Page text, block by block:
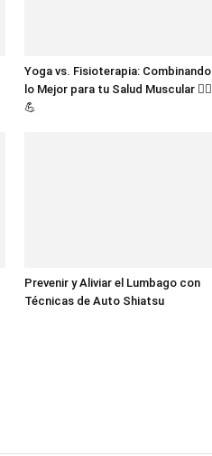
Yoga vs. Fisioterapia: Combinando
lo Mejor para tu Salud Muscular 🧘‍♀️
💪
Prevenir y Aliviar el Lumbago con
Técnicas de Auto Shiatsu